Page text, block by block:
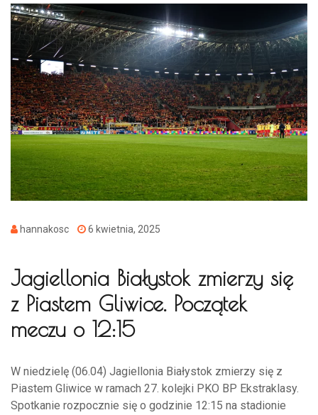
hannakosc 6 kwietnia, 2025
Jagiellonia Białystok zmierzy się
z Piastem Gliwice. Początek
meczu o 12:15
W niedzielę (06.04) Jagiellonia Białystok zmierzy się z
Piastem Gliwice w ramach 27. kolejki PKO BP Ekstraklasy.
Spotkanie rozpocznie się o godzinie 12:15 na stadionie